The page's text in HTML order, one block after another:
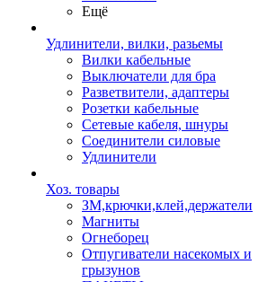
Ещё
Удлинители, вилки, разьемы
Вилки кабельные
Выключатели для бра
Разветвители, адаптеры
Розетки кабельные
Сетевые кабеля, шнуры
Соединители силовые
Удлинители
Хоз. товары
ЗМ,крючки,клей,держатели
Магниты
Огнеборец
Отпугиватели насекомых и
грызунов